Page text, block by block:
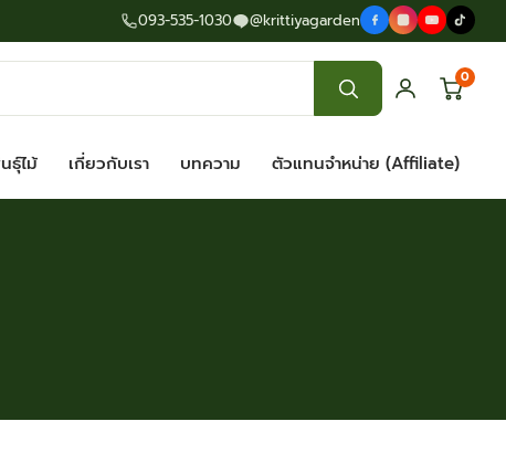
093-535-1030 @krittiyagarden
0
ธุ์ไม้ เกี่ยวกับเรา บทความ ตัวแทนจำหน่าย (Affiliate)